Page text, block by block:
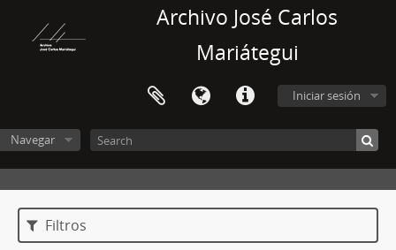
Archivo José Carlos
Mariátegui
Iniciar sesión
Navegar
Filtros